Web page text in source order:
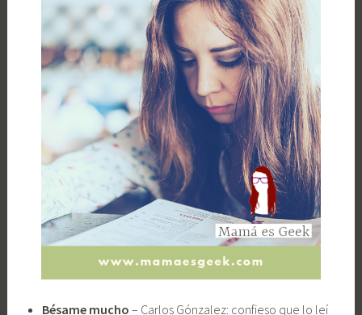
Bésame mucho – Carlos Gónzalez: confieso que lo leí